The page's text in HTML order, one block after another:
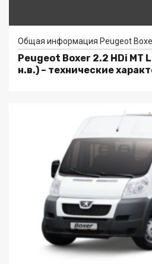
Общая информация Peugeot
Peugeot Boxer 2.2 HDi MT
н.в.) – технические